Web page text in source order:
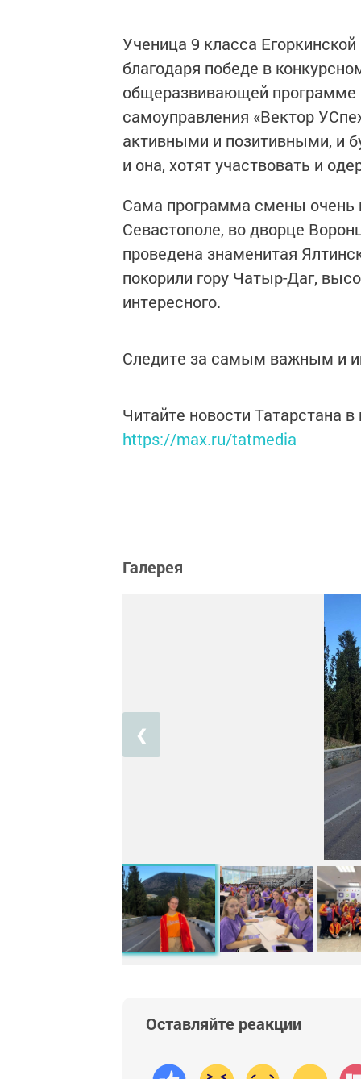
Ученица 9 класса
благодаря победе в
общеразвивающей программе
самоуправления «Вектор
активными и позитивными, и
и она, хотят участвовать и
Сама программа смены очень
Севастополе, во дворце
проведена знаменитая
покорили гору Чатыр-Даг,
интересного.
Следите за самым важным и
Читайте новости Татарстана
https://max.ru/tatmedia
Галерея
❮
Оставляйте реакции